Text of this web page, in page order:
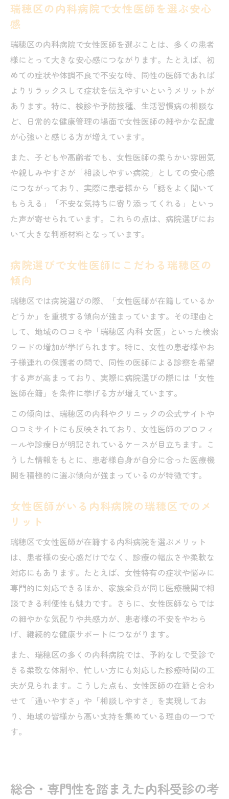
瑞穂区の内科病院で女性医師を選ぶ安心
感
瑞穂区の内科病院で女性医師を選ぶことは、多くの患者
様にとって大きな安心感につながります。たとえば、初
めての症状や体調不良で不安な時、同性の医師であれば
よりリラックスして症状を伝えやすいというメリットが
あります。特に、検診や予防接種、生活習慣病の相談な
ど、日常的な健康管理の場面で女性医師の細やかな配慮
が心強いと感じる方が増えています。
また、子どもや高齢者でも、女性医師の柔らかい雰囲気
や親しみやすさが「相談しやすい病院」としての安心感
につながっており、実際に患者様から「話をよく聞いて
もらえる」「不安な気持ちに寄り添ってくれる」といっ
た声が寄せられています。これらの点は、病院選びにお
いて大きな判断材料となっています。
病院選びで女性医師にこだわる瑞穂区の
傾向
瑞穂区では病院選びの際、「女性医師が在籍しているか
どうか」を重視する傾向が強まっています。その理由と
して、地域の口コミや「瑞穂区 内科 女医」といった検索
ワードの増加が挙げられます。特に、女性の患者様やお
子様連れの保護者の間で、同性の医師による診察を希望
する声が高まっており、実際に病院選びの際には「女性
医師在籍」を条件に挙げる方が増えています。
この傾向は、瑞穂区の内科やクリニックの公式サイトや
口コミサイトにも反映されており、女性医師のプロフィ
ールや診療日が明記されているケースが目立ちます。こ
うした情報をもとに、患者様自身が自分に合った医療機
関を積極的に選ぶ傾向が強まっているのが特徴です。
女性医師がいる内科病院の瑞穂区でのメ
リット
瑞穂区で女性医師が在籍する内科病院を選ぶメリット
は、患者様の安心感だけでなく、診療の幅広さや柔軟な
対応にもあります。たとえば、女性特有の症状や悩みに
専門的に対応できるほか、家族全員が同じ医療機関で相
談できる利便性も魅力です。さらに、女性医師ならでは
の細やかな気配りや共感力が、患者様の不安をやわら
げ、継続的な健康サポートにつながります。
また、瑞穂区の多くの内科病院では、予約なしで受診で
きる柔軟な体制や、忙しい方にも対応した診療時間の工
夫が見られます。こうした点も、女性医師の在籍と合わ
せて「通いやすさ」や「相談しやすさ」を実現してお
り、地域の皆様から高い支持を集めている理由の一つで
す。
総合・専門性を踏まえた内科受診の考